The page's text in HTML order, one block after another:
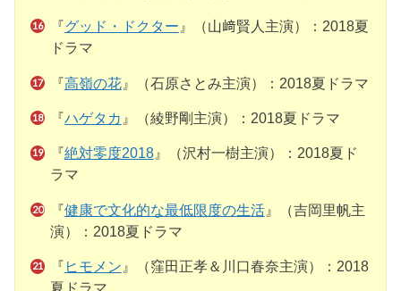
『グッド・ドクター 』（山﨑賢人主演）：2018夏
ドラマ
『高嶺の花』（石原さとみ主演）：2018夏ドラマ
『ハゲタカ 』（綾野剛主演）：2018夏ドラマ
『 絶対零度2018』（沢村一樹主演）：2018夏ド
ラマ
『健康で文化的な最低限度の生活』（吉岡里帆主
演）：2018夏ドラマ
『 ヒモメン』（窪田正孝＆川口春奈主演）：2018